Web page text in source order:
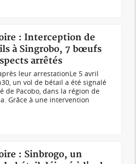
: Interception de
à Singrobo, 7 bœufs
arrêtés
leur arrestationLe 5 avril
un vol de bétail a été signalé
de Pacobo, dans la région de
Grâce à une intervention
: Sinbrogo, un